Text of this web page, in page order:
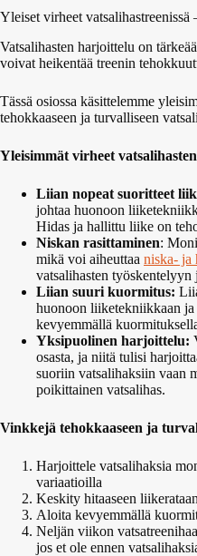
Yleiset virheet vatsalihastreenissä
Vatsalihasten harjoittelu on
voivat heikentää treenin
Tässä osiossa käsittelemme
tehokkaaseen ja turvalliseen
Yleisimmät virheet
Liian nopeat suoritteet
johtaa huonoon
Hidas ja hallittu liike on
Niskan rasittaminen:
mikä voi aiheuttaa niska- ja
vatsalihasten työskentelyyn
Liian suuri kuormitus:
huonoon liiketekniikkaan
kevyemmällä
Yksipuolinen harjoittelu:
osasta, ja niitä tulisi
suoriin vatsalihaksiin vaan
poikittainen vatsalihas.
Vinkkejä tehokkaaseen ja
Harjoittele vatsalihaksia
variaatioilla
Keskity hitaaseen
Aloita kevyemmällä
Neljän viikon
jos et ole ennen